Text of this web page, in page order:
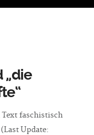
„die
Text faschistisch
Update: